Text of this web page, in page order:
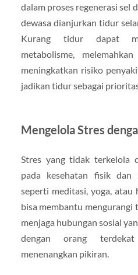
dalam proses regenerasi sel
dewasa dianjurkan tidur
Kurang tidur dapat
metabolisme,
meningkatkan risiko
jadikan tidur sebagai
Mengelola Stres
Stres yang tidak terkelola
pada kesehatan fisik dan
seperti meditasi, yoga, atau
bisa membantu mengurangi
menjaga hubungan sosial
dengan orang
menenangkan pikiran.